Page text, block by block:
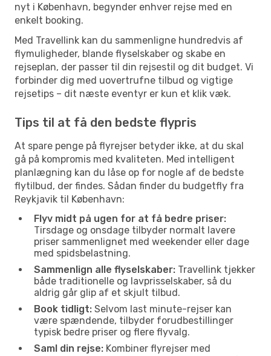
nyt i København, begynder enhver rejse med en
enkelt booking.
Med Travellink kan du sammenligne hundredvis af
flymuligheder, blande flyselskaber og skabe en
rejseplan, der passer til din rejsestil og dit budget. Vi
forbinder dig med uovertrufne tilbud og vigtige
rejsetips – dit næste eventyr er kun et klik væk.
Tips til at få den bedste flypris
At spare penge på flyrejser betyder ikke, at du skal
gå på kompromis med kvaliteten. Med intelligent
planlægning kan du låse op for nogle af de bedste
flytilbud, der findes. Sådan finder du budgetfly fra
Reykjavik til København:
Flyv midt på ugen for at få bedre priser:
Tirsdage og onsdage tilbyder normalt lavere
priser sammenlignet med weekender eller dage
med spidsbelastning.
Sammenlign alle flyselskaber: Travellink tjekker
både traditionelle og lavprisselskaber, så du
aldrig går glip af et skjult tilbud.
Book tidligt: Selvom last minute-rejser kan
være spændende, tilbyder forudbestillinger
typisk bedre priser og flere flyvalg.
Saml din rejse: Kombiner flyrejser med